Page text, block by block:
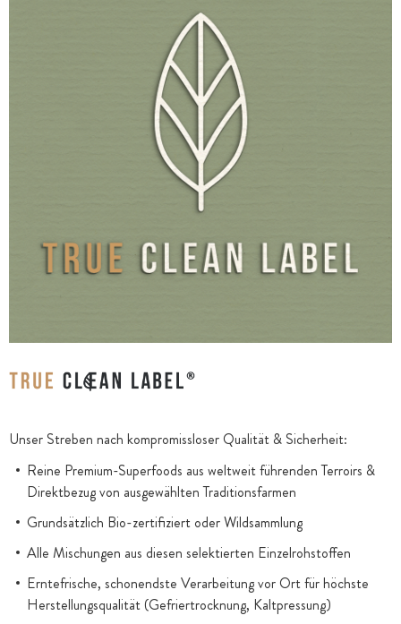
Unser Streben nach kompromissloser Qualität & Sicherheit:
Reine Premium-Superfoods aus weltweit führenden Terroirs &
Direktbezug von ausgewählten Traditionsfarmen
Grundsätzlich Bio-zertifiziert oder Wildsammlung
Alle Mischungen aus diesen selektierten Einzelrohstoffen
Erntefrische, schonendste Verarbeitung vor Ort für höchste
Herstellungsqualität (Gefriertrocknung, Kaltpressung)